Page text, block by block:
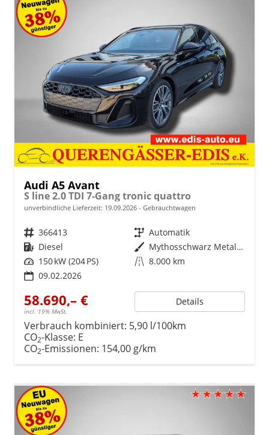
Audi A5 Avant
S line 2.0 TDI 7-Gang tronic quattro
unverbindliche Lieferzeit: 19.09.2026 Gebrauchtwagen
Fahrzeugnr. 366413 Getriebe Automatik
Kraftstoff Diesel Außenfarbe
Mythosschwarz Metallic
Leistung 150 kW (204 PS) Kilometerstand 8.000 km
09.02.2026
58.690,– €
incl. 19% MwSt.
Details
Verbrauch kombiniert: 5,90 l/100km
CO2-Klasse: E
CO2-Emissionen: 154,00 g/km